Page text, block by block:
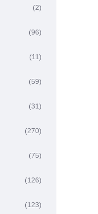
(2)
(96)
(11)
(59)
(31)
(270)
(75)
(126)
(123)